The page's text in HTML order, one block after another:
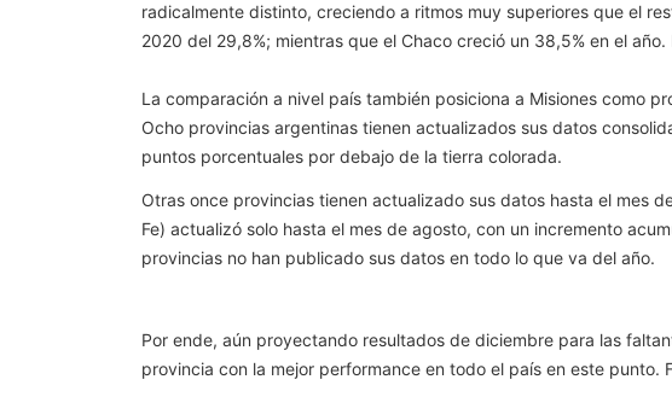
radicalmente distinto, creciendo a ritmos muy superiores que el
2020 del 29,8%; mientras que el Chaco creció un 38,5% en el
La comparación a nivel país también posiciona a Misiones como
Ocho provincias argentinas tienen actualizados sus datos
puntos porcentuales por debajo de la tierra colorada.
Otras once provincias tienen actualizado sus datos hasta el mes
Fe) actualizó solo hasta el mes de agosto, con un incremento
provincias no han publicado sus datos en todo lo que va del año.
Por ende, aún proyectando resultados de diciembre para las
provincia con la mejor performance en todo el país en este punto.